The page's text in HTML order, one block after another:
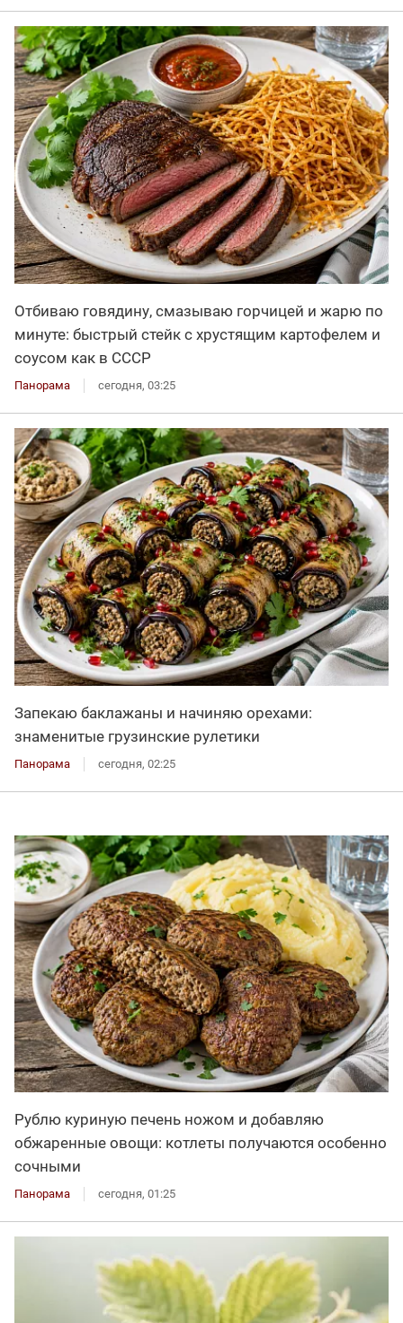
Отбиваю говядину, смазываю горчицей и жарю по
минуте: быстрый стейк с хрустящим картофелем и
соусом как в СССР
Панорама сегодня, 03:25
Запекаю баклажаны и начиняю орехами:
знаменитые грузинские рулетики
Панорама сегодня, 02:25
Рублю куриную печень ножом и добавляю
обжаренные овощи: котлеты получаются особенно
сочными
Панорама сегодня, 01:25